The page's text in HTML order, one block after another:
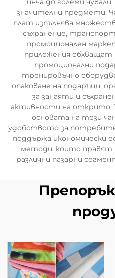
значителни предмети.
плат изпълнява
съхранение,
промоционален
приложения обхващат
промоционални
тренировъчно
опаковане на подаръци,
за занаяти и
активности на открито.
основата на тези
удобството за
поддържа икономически
методи, които правят
различни пазарни